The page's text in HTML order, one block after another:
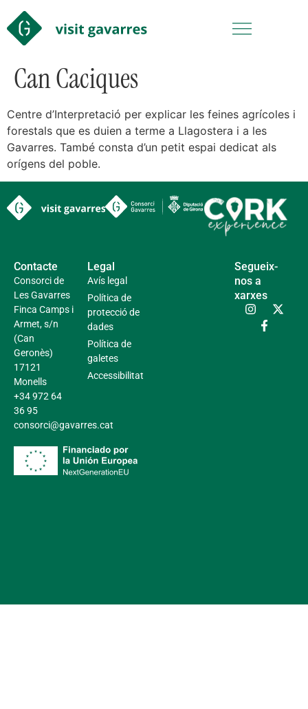
Can Caciques
Centre d’Interpretació per explicar les feines agrícoles i
forestals que es duien a terme a Llagostera i a les
Gavarres. També consta d’un petit espai dedicat als
orígens del poble.
Contacte
Consorci de
Les Gavarres
Finca Camps i
Armet, s/n
(Can
Geronès)
17121
Monells
+34 972 64
36 95
consorci@gavarres.cat
Legal
Avís legal
Política de
protecció de
dades
Política de
galetes
Accessibilitat
Segueix-
nos a
xarxes